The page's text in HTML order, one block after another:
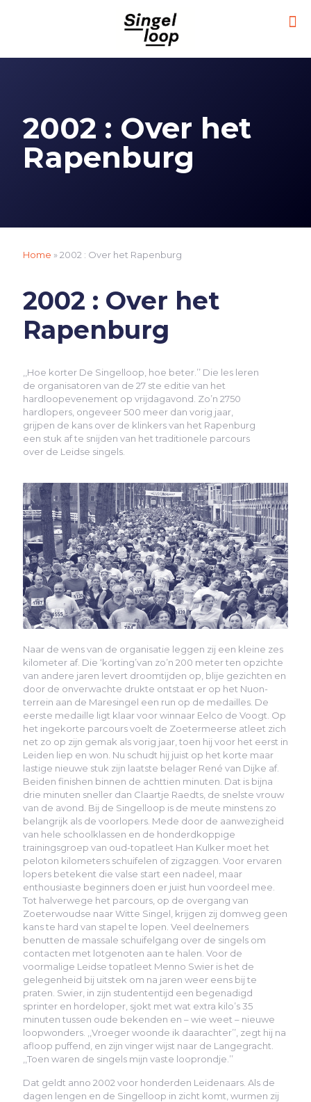
2002 : Over het
Rapenburg
Home »2002 : Over het Rapenburg
2002 : Over het
Rapenburg
,,Hoe korter De Singelloop, hoe beter.’’ Die les leren
de organisatoren van de 27 ste editie van het
hardloopevenement op vrijdagavond. Zo’n 2750
hardlopers, ongeveer 500 meer dan vorig jaar,
grijpen de kans over de klinkers van het Rapenburg
een stuk af te snijden van het traditionele parcours
over de Leidse singels.
Naar de wens van de organisatie leggen zij een kleine zes
kilometer af. Die ‘korting’van zo’n 200 meter ten opzichte
van andere jaren levert droomtijden op, blije gezichten en
door de onverwachte drukte ontstaat er op het Nuon-
terrein aan de Maresingel een run op de medailles. De
eerste medaille ligt klaar voor winnaar Eelco de Voogt. Op
het ingekorte parcours voelt de Zoetermeerse atleet zich
net zo op zijn gemak als vorig jaar, toen hij voor het eerst in
Leiden liep en won. Nu schudt hij juist op het korte maar
lastige nieuwe stuk zijn laatste belager René van Dijke af.
Beiden finishen binnen de achttien minuten. Dat is bijna
drie minuten sneller dan Claartje Raedts, de snelste vrouw
van de avond. Bij de Singelloop is de meute minstens zo
belangrijk als de voorlopers. Mede door de aanwezigheid
van hele schoolklassen en de honderdkoppige
trainingsgroep van oud-topatleet Han Kulker moet het
peloton kilometers schuifelen of zigzaggen. Voor ervaren
lopers betekent die valse start een nadeel, maar
enthousiaste beginners doen er juist hun voordeel mee.
Tot halverwege het parcours, op de overgang van
Zoeterwoudse naar Witte Singel, krijgen zij domweg geen
kans te hard van stapel te lopen. Veel deelnemers
benutten de massale schuifelgang over de singels om
contacten met lotgenoten aan te halen. Voor de
voormalige Leidse topatleet Menno Swier is het de
gelegenheid bij uitstek om na jaren weer eens bij te
praten. Swier, in zijn studententijd een begenadigd
sprinter en hordeloper, sjokt met wat extra kilo’s 35
minuten tussen oude bekenden en – wie weet – nieuwe
loopwonders. ,,Vroeger woonde ik daarachter’’, zegt hij na
afloop puffend, en zijn vinger wijst naar de Langegracht.
,,Toen waren de singels mijn vaste looprondje.’’
Dat geldt anno 2002 voor honderden Leidenaars. Als de
dagen lengen en de Singelloop in zicht komt, wurmen zij